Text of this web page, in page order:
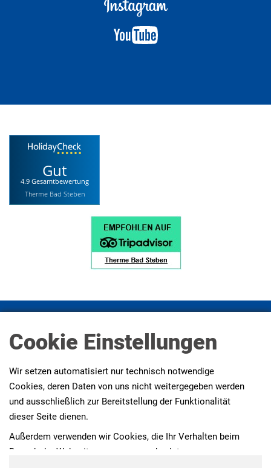
Gut
4.9 Gesamtbewertung
Therme Bad Steben
Presse
AGBs Erklärung zur Barrierefreiheit
Cookie Einstellungen
Wir setzen automatisiert nur technisch notwendige
Cookies, deren Daten von uns nicht weitergegeben werden
und ausschließlich zur Bereitstellung der Funktionalität
dieser Seite dienen.
Außerdem verwenden wir Cookies, die Ihr Verhalten beim
Besuch der Webseiten messen, um das Interesse unserer